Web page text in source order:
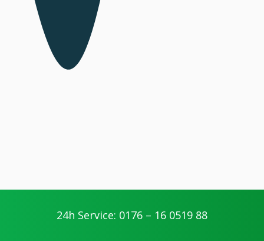
24h Service: 0176 – 16 0519 88